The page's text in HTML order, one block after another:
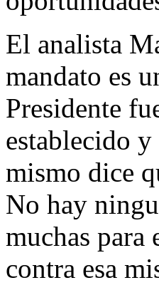
El analista
mandato es
Presidente
establecido
mismo dice
No hay
muchas
contra esa